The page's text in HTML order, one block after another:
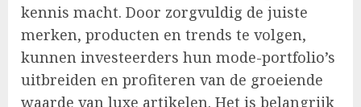
kennis macht. Door zorgvuldig de juiste
merken, producten en trends te volgen,
kunnen investeerders hun mode-portfolio’s
uitbreiden en profiteren van de groeiende
waarde van luxe artikelen. Het is belangrijk